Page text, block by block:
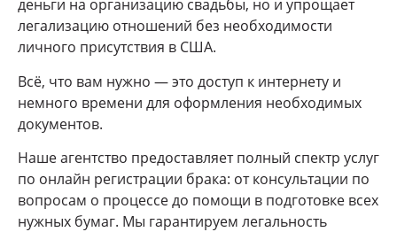
деньги на организацию свадьбы, но и упрощает
легализацию отношений без необходимости
личного присутствия в США.
Всё, что вам нужно — это доступ к интернету и
немного времени для оформления необходимых
документов.
Наше агентство предоставляет полный спектр услуг
по онлайн регистрации брака: от консультации по
вопросам о процессе до помощи в подготовке всех
нужных бумаг. Мы гарантируем легальность